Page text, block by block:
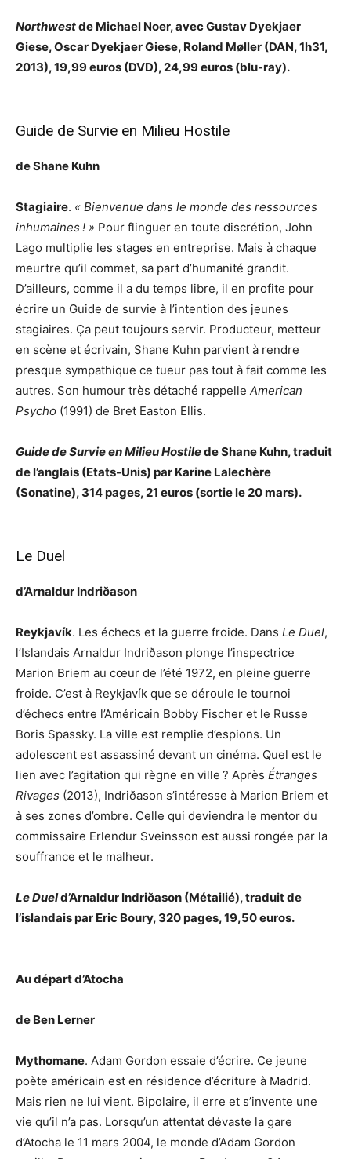
Northwestde Michael Noer, avec Gustav Dyekjaer
Giese, Oscar Dyekjaer Giese, Roland Møller (DAN, 1h31,
2013), 19,99 euros (DVD), 24,99 euros (blu-ray).
Guide de Survie en Milieu Hostile
de Shane Kuhn
Stagiaire. « Bienvenue dans le monde des ressources
inhumaines ! » Pour flinguer en toute discrétion, John
Lago multiplie les stages en entreprise. Mais à chaque
meurtre qu’il commet, sa part d’humanité grandit.
D’ailleurs, comme il a du temps libre, il en profite pour
écrire un Guide de survie à l’intention des jeunes
stagiaires. Ça peut toujours servir. Producteur, metteur
en scène et écrivain, Shane Kuhn parvient à rendre
presque sympathique ce tueur pas tout à fait comme les
autres. Son humour très détaché rappelle American
Psycho (1991) de Bret Easton Ellis.
Guide de Survie en Milieu Hostilede Shane Kuhn, traduit
de l’anglais (Etats-Unis) par Karine Lalechère
(Sonatine), 314 pages, 21 euros (sortie le 20 mars).
Le Duel
d’Arnaldur Indriðason
Reykjavík. Les échecs et la guerre froide. Dans Le Duel,
l’Islandais Arnaldur Indriðason plonge l’inspectrice
Marion Briem au cœur de l’été 1972, en pleine guerre
froide. C’est à Reykjavík que se déroule le tournoi
d’échecs entre l’Américain Bobby Fischer et le Russe
Boris Spassky. La ville est remplie d’espions. Un
adolescent est assassiné devant un cinéma. Quel est le
lien avec l’agitation qui règne en ville ? Après Étranges
Rivages (2013), Indriðason s’intéresse à Marion Briem et
à ses zones d’ombre. Celle qui deviendra le mentor du
commissaire Erlendur Sveinsson est aussi rongée par la
souffrance et le malheur.
Le Dueld’Arnaldur Indriðason (Métailié), traduit de
l’islandais par Eric Boury, 320 pages, 19,50 euros.
Au départ d’Atocha
de Ben Lerner
Mythomane. Adam Gordon essaie d’écrire. Ce jeune
poète américain est en résidence d’écriture à Madrid.
Mais rien ne lui vient. Bipolaire, il erre et s’invente une
vie qu’il n’a pas. Lorsqu’un attentat dévaste la gare
d’Atocha le 11 mars 2004, le monde d’Adam Gordon